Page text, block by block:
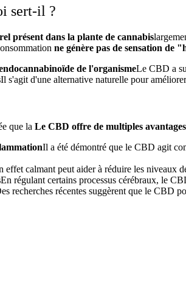
sert-il ?
présent dans la plante de cannabis
ne génère pas de sensation de
de l'organismeLe CBD a
Il s'agit d'une alternative naturelle pour
que la Le CBD offre de multiples
Il a été démontré que le CBD agit
effet calmant peut aider à réduire les niveaux
En régulant certains processus cérébraux, le
recherches récentes suggèrent que le CBD